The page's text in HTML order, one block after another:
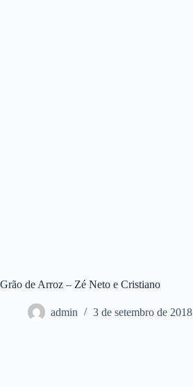
Grão de Arroz – Zé Neto e Cristiano
admin 3 de setembro de 2018